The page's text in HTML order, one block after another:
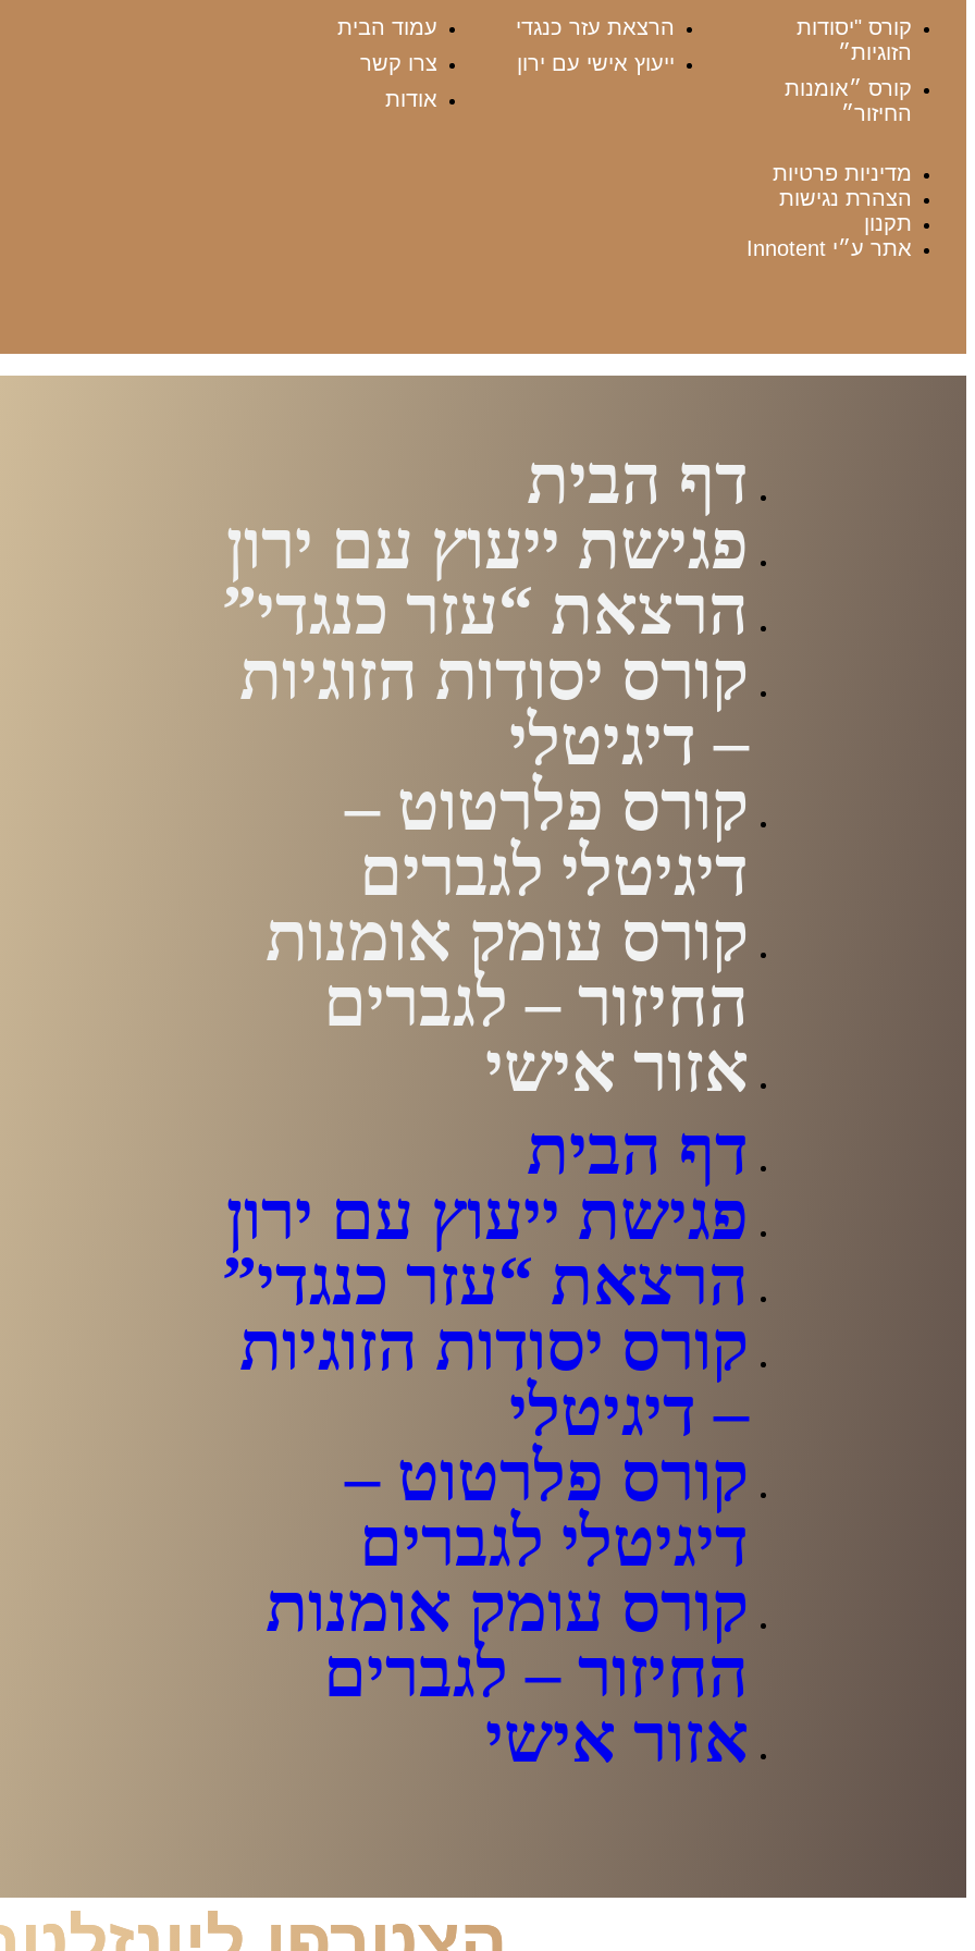
קורס "יסודות
הזוגיות״
קורס ״אומנות
החיזור״
הרצאת עזר כנגדי
ייעוץ אישי עם ירון
עמוד הבית
צרו קשר
אודות
מדיניות פרטיות
הצהרת נגישות
תקנון
אתר ע״י Innotent
דף הבית
פגישת ייעוץ עם ירון
הרצאת “עזר כנגדי”
קורס יסודות הזוגיות
– דיגיטלי
קורס פלרטוט –
דיגיטלי לגברים
קורס עומק אומנות
החיזור – לגברים
אזור אישי
דף הבית
פגישת ייעוץ עם ירון
הרצאת “עזר כנגדי”
קורס יסודות הזוגיות
– דיגיטלי
קורס פלרטוט –
דיגיטלי לגברים
קורס עומק אומנות
החיזור – לגברים
אזור אישי